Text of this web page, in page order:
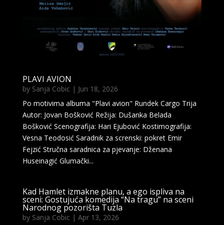
PLAVI AVION
by Sanja Cobic| Jun 18, 2026
Po motivima albuma "Plavi avion" Rundek Cargo Trija
Autor: Jovan Bošković Režija: Dušanka Belada
Bošković Scenografija: Hari Ejubović Kostimografija:
Vesna Teodosić Saradnik za screnski: pokret Emir
Fejzić Stručna saradnica za pjevanje: Dženana
Huseinagić Glumački...
Kad Hamlet izmakne planu, a ego ispliva na
sceni: Gostujuća komedija “Na tragu” na sceni
Narodnog pozorišta Tuzla
by Sanja Cobic| Apr 13, 2026